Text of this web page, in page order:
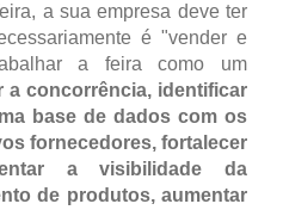
a sua empresa deve ter
é "vender e
a feira como um
a concorrência, identificar
base de dados com os
fornecedores, fortalecer
a visibilidade da
de produtos, aumentar